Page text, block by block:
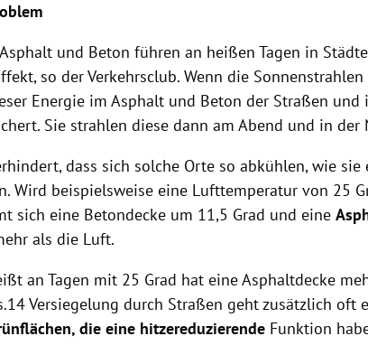
Asphalt und Beton führen an heißen Tagen in
so der Verkehrsclub. Wenn die
Energie im Asphalt und Beton der Straßen und
Sie strahlen diese dann am Abend und in der
dass sich solche Orte so abkühlen, wie
Wird beispielsweise eine Lufttemperatur von 25
sich eine Betondecke um 11,5 Grad und eine
als die Luft.
an Tagen mit 25 Grad hat eine Asphaltdecke
Versiegelung durch Straßen geht zusätzlich
die eine hitzereduzierende Funktion